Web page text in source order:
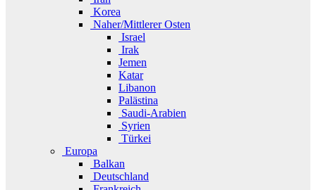
Korea
Naher/Mittlerer Osten
Israel
Irak
Jemen
Katar
Libanon
Palästina
Saudi-Arabien
Syrien
Türkei
Europa
Balkan
Deutschland